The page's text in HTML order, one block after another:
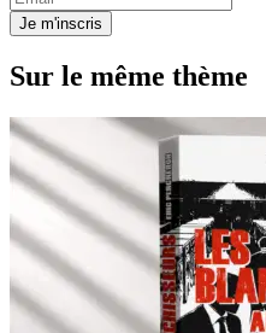
Je m'inscris
Sur le même thème